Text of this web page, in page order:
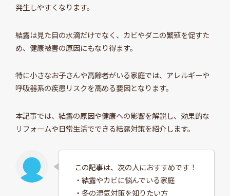
発生しやすくなります。
結露は見た目の水滴だけでなく、カビやダニの繁殖を促すた
め、健康被害の原因にもなり得ます。
特に小さなお子さんや高齢者がいる家庭では、アレルギーや
呼吸器系の疾患リスクを高める要因となります。
本記事では、結露の原因や健康への影響を解説し、効果的な
リフォームや日常生活でできる結露対策を紹介します。
この記事は、次の人におすすめです！
・結露やカビに悩んでいる家庭
・冬の湿気対策を知りたい方